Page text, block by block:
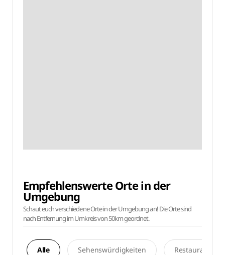
Empfehlenswerte Orte in der
Umgebung
Schaut euch verschiedene Orte in der Umgebung an! Die Orte sind
nach Entfernung im Umkreis von 50km geordnet.
Alle Sehenswürdigkeiten Restaurants